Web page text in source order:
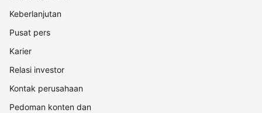
Keberlanjutan
Pusat pers
Karier
Relasi investor
Kontak perusahaan
Pedoman konten dan